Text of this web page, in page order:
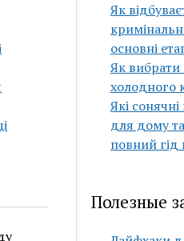
Як
основні
Як вибрати
холодного
Які
для дому та
повний гід
Полезные